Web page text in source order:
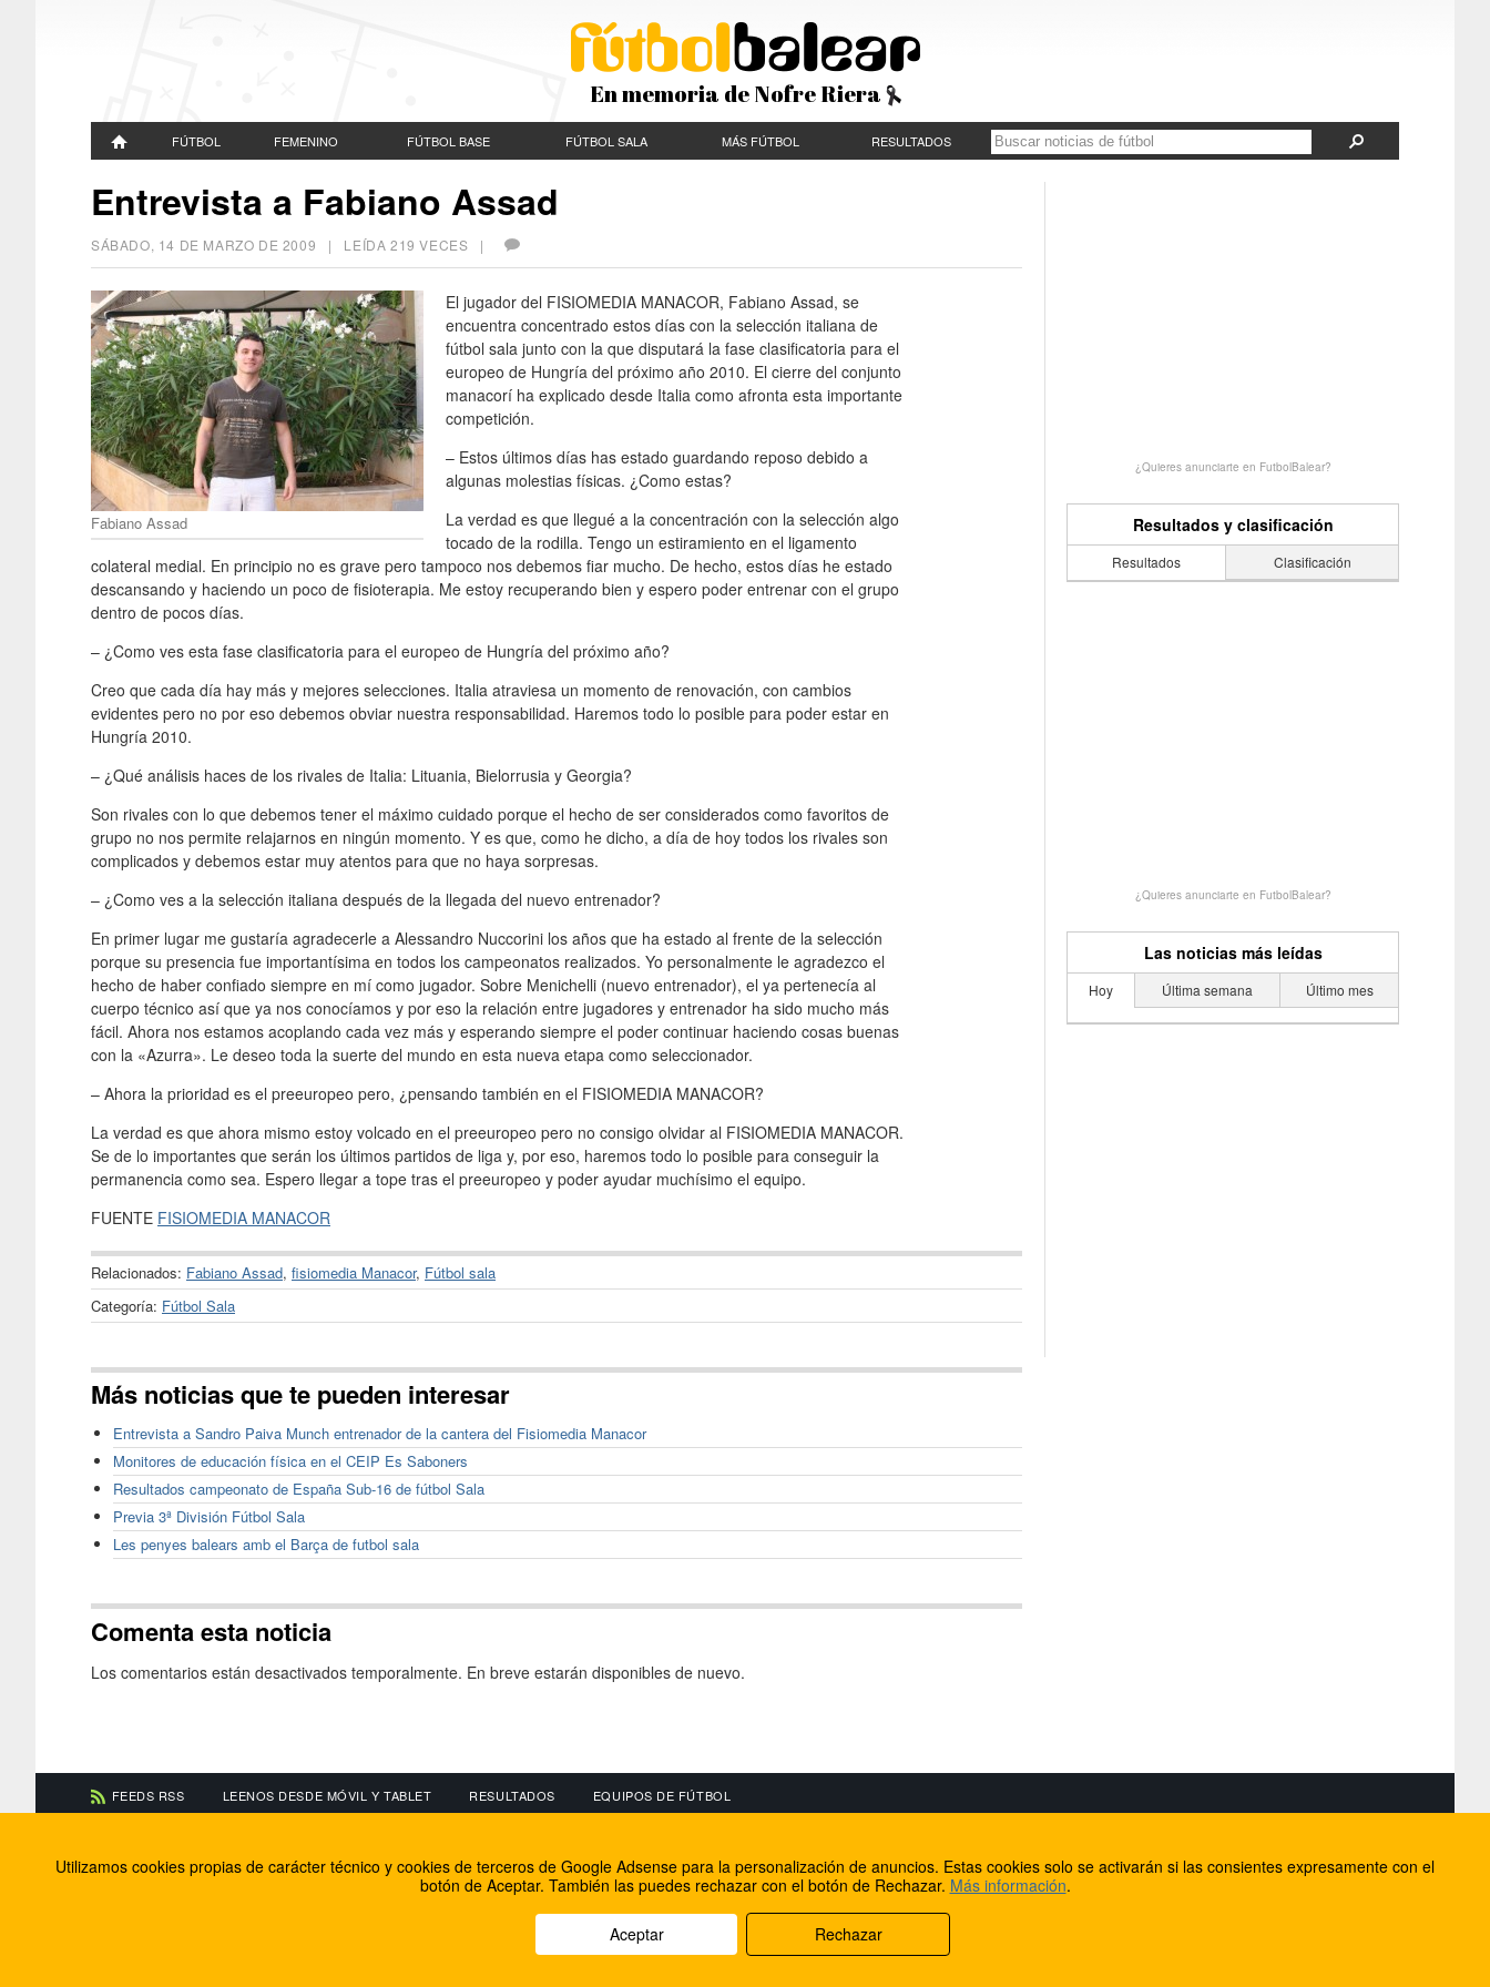
En memoria de Nofre Riera
FÚTBOL FEMENINO FÚTBOL BASE FÚTBOL SALA MÁS FÚTBOL RESULTADOS
Entrevista a Fabiano Assad
SÁBADO, 14 DE MARZO DE 2009 | LEÍDA 219 VECES |
Fabiano Assad
El jugador del FISIOMEDIA MANACOR, Fabiano Assad, se
encuentra concentrado estos días con la selección italiana de
fútbol sala junto con la que disputará la fase clasificatoria para el
europeo de Hungría del próximo año 2010. El cierre del conjunto
manacorí ha explicado desde Italia como afronta esta importante
competición.
– Estos últimos días has estado guardando reposo debido a
algunas molestias físicas. ¿Como estas?
La verdad es que llegué a la concentración con la selección algo
tocado de la rodilla. Tengo un estiramiento en el ligamento
colateral medial. En principio no es grave pero tampoco nos debemos fiar mucho. De hecho, estos días he estado
descansando y haciendo un poco de fisioterapia. Me estoy recuperando bien y espero poder entrenar con el grupo
dentro de pocos días.
– ¿Como ves esta fase clasificatoria para el europeo de Hungría del próximo año?
Creo que cada día hay más y mejores selecciones. Italia atraviesa un momento de renovación, con cambios
evidentes pero no por eso debemos obviar nuestra responsabilidad. Haremos todo lo posible para poder estar en
Hungría 2010.
– ¿Qué análisis haces de los rivales de Italia: Lituania, Bielorrusia y Georgia?
Son rivales con lo que debemos tener el máximo cuidado porque el hecho de ser considerados como favoritos de
grupo no nos permite relajarnos en ningún momento. Y es que, como he dicho, a día de hoy todos los rivales son
complicados y debemos estar muy atentos para que no haya sorpresas.
– ¿Como ves a la selección italiana después de la llegada del nuevo entrenador?
En primer lugar me gustaría agradecerle a Alessandro Nuccorini los años que ha estado al frente de la selección
porque su presencia fue importantísima en todos los campeonatos realizados. Yo personalmente le agradezco el
hecho de haber confiado siempre en mí como jugador. Sobre Menichelli (nuevo entrenador), el ya pertenecía al
cuerpo técnico así que ya nos conocíamos y por eso la relación entre jugadores y entrenador ha sido mucho más
fácil. Ahora nos estamos acoplando cada vez más y esperando siempre el poder continuar haciendo cosas buenas
con la «Azurra». Le deseo toda la suerte del mundo en esta nueva etapa como seleccionador.
– Ahora la prioridad es el preeuropeo pero, ¿pensando también en el FISIOMEDIA MANACOR?
La verdad es que ahora mismo estoy volcado en el preeuropeo pero no consigo olvidar al FISIOMEDIA MANACOR.
Se de lo importantes que serán los últimos partidos de liga y, por eso, haremos todo lo posible para conseguir la
permanencia como sea. Espero llegar a tope tras el preeuropeo y poder ayudar muchísimo el equipo.
FUENTE FISIOMEDIA MANACOR
Relacionados: Fabiano Assad, fisiomedia Manacor, Fútbol sala
Categoría: Fútbol Sala
Más noticias que te pueden interesar
Entrevista a Sandro Paiva Munch entrenador de la cantera del Fisiomedia Manacor
Monitores de educación física en el CEIP Es Saboners
Resultados campeonato de España Sub-16 de fútbol Sala
Previa 3ª División Fútbol Sala
Les penyes balears amb el Barça de futbol sala
Comenta esta noticia
Los comentarios están desactivados temporalmente. En breve estarán disponibles de nuevo.
¿Quieres anunciarte en FutbolBalear?
Resultados y clasificación
Resultados Clasificación
¿Quieres anunciarte en FutbolBalear?
Las noticias más leídas
Hoy Última semana Último mes
FEEDS RSS LEENOS DESDE MÓVIL Y TABLET RESULTADOS EQUIPOS DE FÚTBOL
Información de contacto
El equipo de FútbolBalear
Soluciones Corporativas IP
Facebook
Twitter
Internet Rural Mallorca
Registro de dominios
Utilizamos cookies propias de carácter técnico y cookies de terceros de Google Adsense para la personalización de anuncios. Estas cookies solo se activarán si las consientes expresamente con el
botón de Aceptar. También las puedes rechazar con el botón de Rechazar. Más información.
Aceptar Rechazar